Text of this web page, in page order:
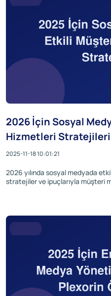
2026 İçin Sosyal
Hizmetleri Stratejileri
2025-11-18 10:01:21
2026 yılında sosyal medyada
stratejiler ve ipuçlarıyla müşteri